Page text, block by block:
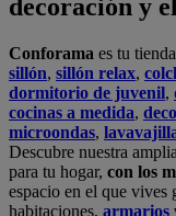
decoración y
Conforama es tu
sillón, sillón relax,
dormitorio de juvenil,
cocinas a medida,
microondas,
Descubre nuestra
para tu hogar, con los
espacio en el que vives
habitaciones, armarios